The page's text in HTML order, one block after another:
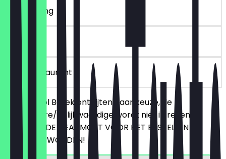
~€ 7 korting
in het restaurant
Bestel 2 Kol Börek ontbijten naar keuze, de
goedkopere/gelijkwaardige wordt niet in rekening
gebracht. DE DEAL MOET VOOR HET BESTELLEN
GETOOND WORDEN!